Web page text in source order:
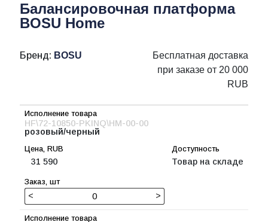
Балансировочная платформа
BOSU Home
Бренд: BOSU
Бесплатная доставка
при заказе от 20 000
RUB
HF\72-10850-PKINQ\HM-00-00
розовый/черный
31 590 Товар на складе
< >